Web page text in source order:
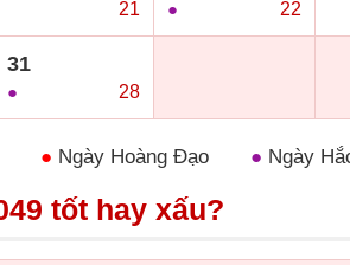
21 ● 22
31
● 28
● Ngày Hoàng Đạo ● Ngày
tốt hay xấu?